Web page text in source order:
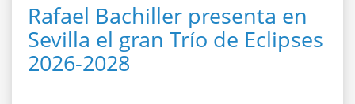
Rafael Bachiller presenta en
Sevilla el gran Trío de Eclipses
2026-2028